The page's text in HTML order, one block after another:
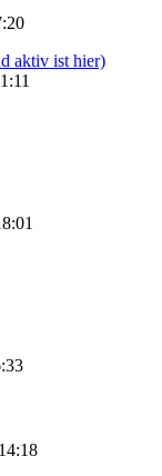
aktiv ist hier)